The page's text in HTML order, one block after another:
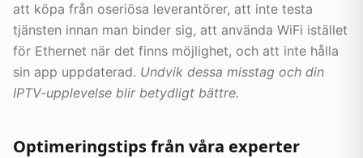
att köpa från oseriösa leverantörer, att inte testa
tjänsten innan man binder sig, att använda WiFi istället
för Ethernet när det finns möjlighet, och att inte hålla
sin app uppdaterad. Undvik dessa misstag och din
IPTV-upplevelse blir betydligt bättre.
Optimeringstips från våra experter